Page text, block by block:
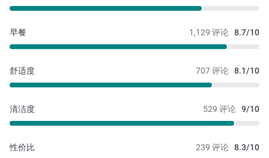
1,129 评论 8.7/10
早餐
707 评论 8.1/10
舒适度
529 评论 9/10
清洁度
239 评论 8.3/10
性价比